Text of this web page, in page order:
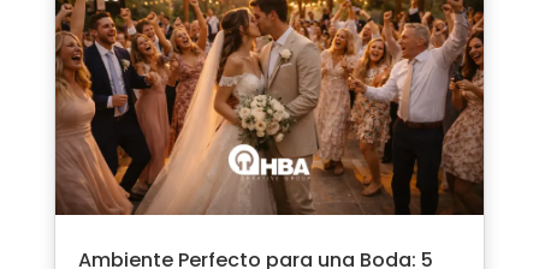
Ambiente Perfecto para una Boda: 5